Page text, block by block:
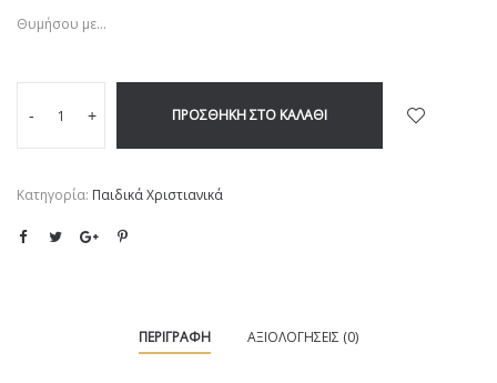
Θυμήσου με…
- + ΠΡΟΣΘΉΚΗ ΣΤΟ ΚΑΛΆΘΙ
Κατηγορία: Παιδικά Χριστιανικά
ΠΕΡΙΓΡΑΦΉ ΑΞΙΟΛΟΓΉΣΕΙΣ (0)